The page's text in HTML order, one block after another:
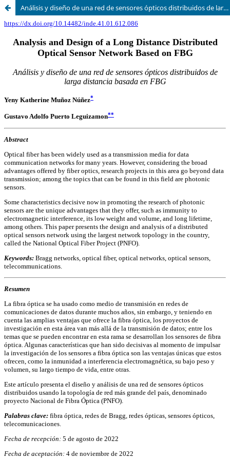
Análisis y diseño de una red de sensores ópticos distribuidos de larga distancia basada en FBG